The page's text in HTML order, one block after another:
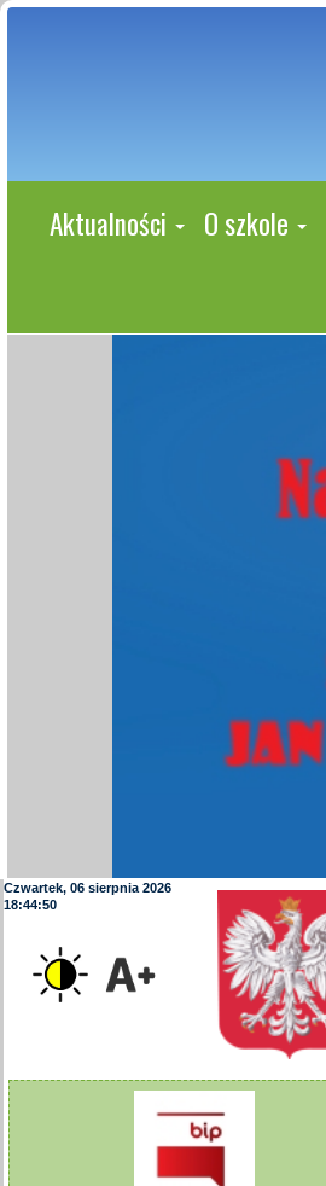
Aktualności O szkole
Czwartek, 06 sierpnia 2026
18:44:51